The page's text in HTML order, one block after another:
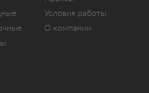
Условия работы
О компании